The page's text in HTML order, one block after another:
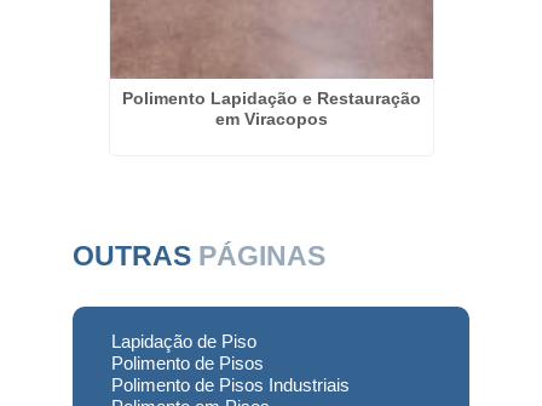
Polimento Lapidação e Restauração
em Viracopos
OUTRAS PÁGINAS
Lapidação de Piso
Polimento de Pisos
Polimento de Pisos Industriais